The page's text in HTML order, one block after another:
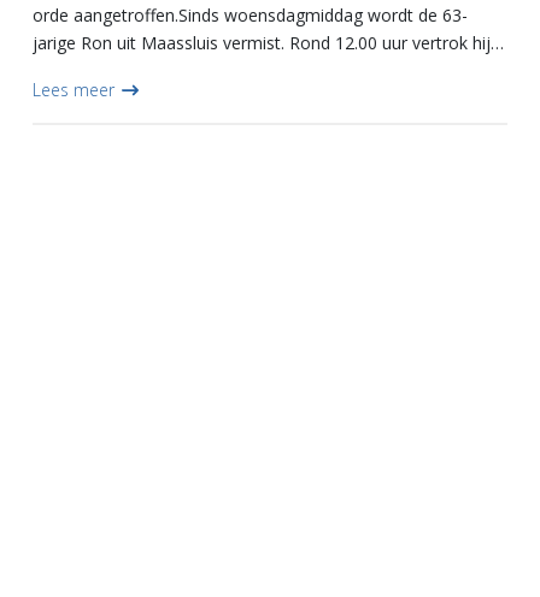
orde aangetroffen.Sinds woensdagmiddag wordt de 63-
jarige Ron uit Maassluis vermist. Rond 12.00 uur vertrok hij
ontbreekt. Z...
Lees meer